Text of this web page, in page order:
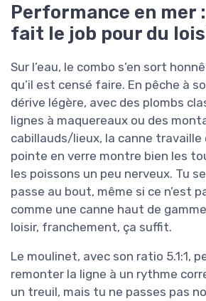
Performance en mer
fait le job pour du
Sur l’eau, le combo s’en sort
qu’il est censé faire. En pêche à
dérive légère, avec des plombs
lignes à maquereaux ou des
cabillauds/lieux, la canne
pointe en verre montre bien les
les poissons un peu nerveux. Tu
passe au bout, même si ce n’est
comme une canne haut de
loisir, franchement, ça suffit.
Le moulinet, avec son ratio 5.1:1,
remonter la ligne à un rythme
un treuil, mais tu ne passes pas